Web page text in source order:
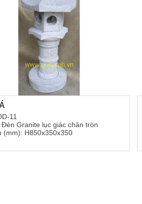
11
Granite lục giác chân tròn
(mm): H850x350x350